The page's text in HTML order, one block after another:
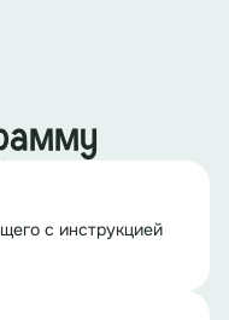
с инструкцией